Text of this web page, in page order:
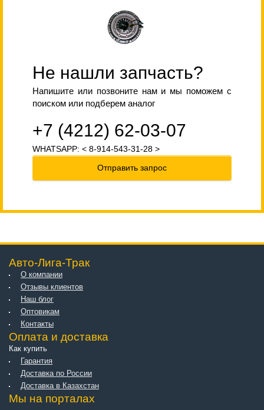
Не нашли запчасть?
Напишите или позвоните нам и мы поможем с
поиском или подберем аналог
+7 (4212) 62-03-07
WHATSAPP: < 8-914-543-31-28 >
Отправить запрос
Авто-Лига-Трак
О компании
Отзывы клиентов
Наш блог
Оптовикам
Контакты
Оплата и доставка
Как купить
Гарантия
Доставка по России
Доставка в Казахстан
Мы на порталах